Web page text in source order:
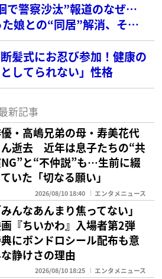
で警察沙汰”報道のなぜ…
娘との“同居”解消、その
髪式にお忍び参加！健康の
してられない」性格
新記事
・高嶋兄弟の母・寿美花代
ん逝去 近年は息子たちの“共
と“不仲説”も…生前に綴
いた「切なる願い」
2026/08/10 18:40 エンタメニュース
みんなあんまり焦ってない」
『ちいかわ』入場者第2弾
にボンドロシール配布も意
静けさの理由
2026/08/10 18:25 エンタメニュース